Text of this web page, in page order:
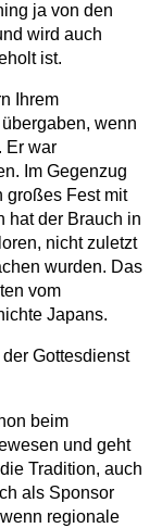
ja von den
wird auch
ist.
Ihrem
wenn
Er war
Im Gegenzug
großes Fest mit
hat der Brauch in
nicht zuletzt
wurden. Das
vom
Japans.
Gottesdienst
beim
und geht
Tradition, auch
als Sponsor
regionale